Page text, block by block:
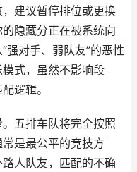
建议暂停排位或更换
隐藏分正在被系统向
强对手、弱队友”的恶性
式，虽然不影响段
逻辑。
五排车队将完全按照
是最公平的竞技方
人队友，匹配的不确